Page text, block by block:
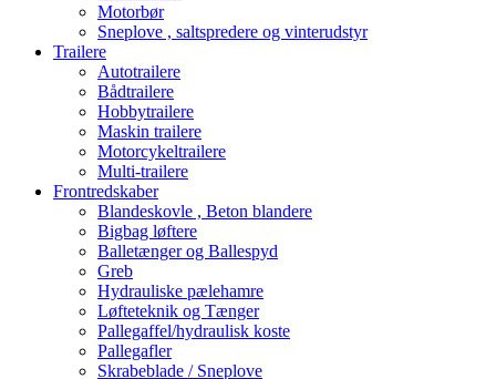
Motorbør
Sneplove , saltspredere og vinterudstyr
Trailere
Autotrailere
Bådtrailere
Hobbytrailere
Maskin trailere
Motorcykeltrailere
Multi-trailere
Frontredskaber
Blandeskovle , Beton blandere
Bigbag løftere
Balletænger og Ballespyd
Greb
Hydrauliske pælehamre
Løfteteknik og Tænger
Pallegaffel/hydraulisk koste
Pallegafler
Skrabeblade / Sneplove